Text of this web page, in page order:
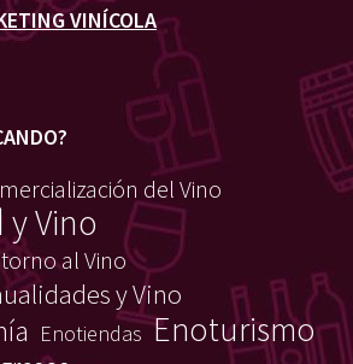
VINÍCOLA
del Vino
Vino
al Vino
y Vino
Enotiendas Enoturismo